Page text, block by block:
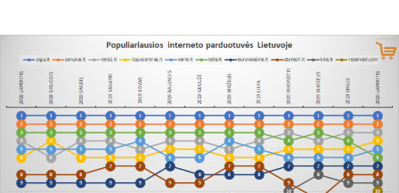
o
a
o
r
i
u
o
d
a
t
a
š
e
2
0
1
9
m